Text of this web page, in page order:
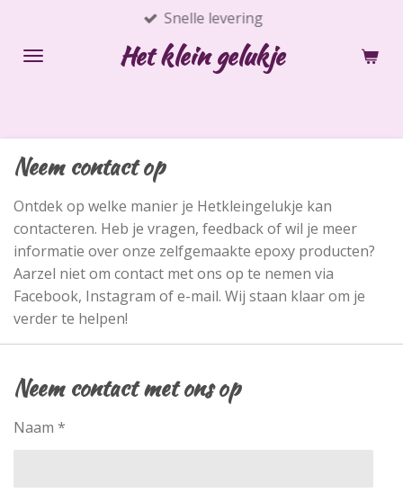
naar
Het klein gelukje
Snelle levering
Neem contact op
Ontdek op welke manier je Hetkleingelukje kan
contacteren. Heb je vragen, feedback of wil je meer
informatie over onze zelfgemaakte epoxy producten?
Aarzel niet om contact met ons op te nemen via
Facebook, Instagram of e-mail. Wij staan klaar om je
verder te helpen!
Neem contact met ons op
Naam *